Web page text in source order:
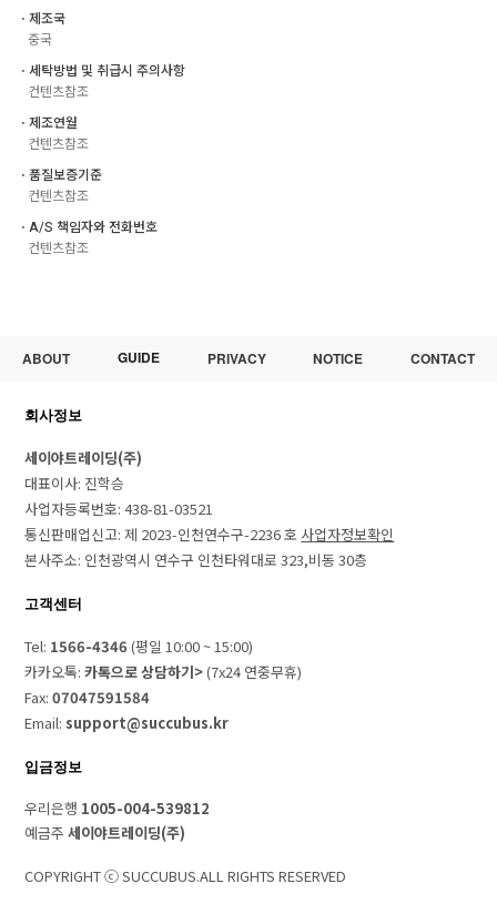
ㆍ제조국
중국
ㆍ세탁방법 및 취급시 주의사항
컨텐츠참조
ㆍ제조연월
컨텐츠참조
ㆍ품질보증기준
컨텐츠참조
ㆍA/S 책임자와 전화번호
컨텐츠참조
ABOUT GUIDE PRIVACY NOTICE CONTACT
회사정보
세이야트레이딩(주)
대표이사: 진학승
사업자등록번호: 438-81-03521
통신판매업신고: 제 2023-인천연수구-2236 호 사업자정보확인
본사주소: 인천광역시 연수구 인천타워대로 323,비동 30층
고객센터
Tel: 1566-4346 (평일 10:00 ~ 15:00)
카카오톡:카톡으로 상담하기>(7x24 연중무휴)
Fax:07047591584
Email:support@succubus.kr
입금정보
우리은행 1005-004-539812
예금주세이야트레이딩(주)
COPYRIGHT ⓒ SUCCUBUS.ALL RIGHTS RESERVED